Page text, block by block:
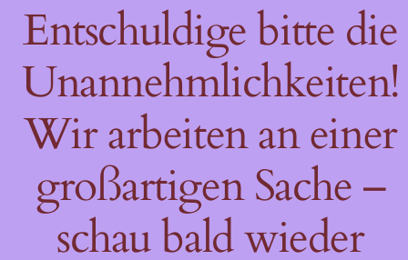
Entschuldige bitte die
Unannehmlichkeiten!
Wir arbeiten an einer
großartigen Sache –
schau bald wieder